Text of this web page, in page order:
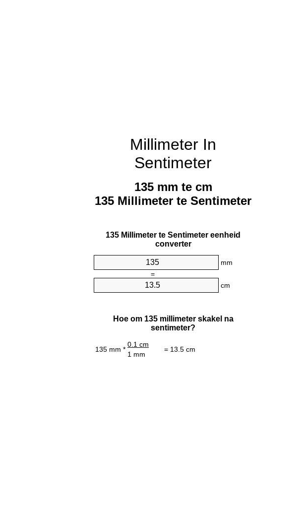
Millimeter In
Sentimeter
135 mm te cm
135 Millimeter te Sentimeter
135 Millimeter te Sentimeter eenheid
converter
mm
=
cm
Hoe om 135 millimeter skakel na
sentimeter?
135 mm *
0.1 cm
= 13.5 cm
1 mm